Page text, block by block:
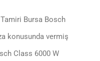
Bursa Bosch
konusunda vermiş
Class 6000 W